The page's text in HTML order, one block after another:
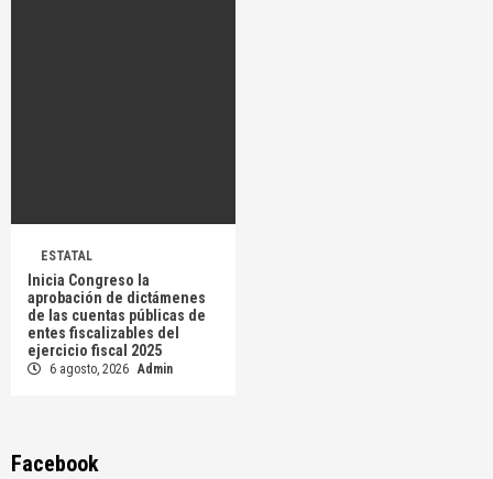
ESTATAL
Inicia Congreso la
aprobación de dictámenes
de las cuentas públicas de
entes fiscalizables del
ejercicio fiscal 2025
6 agosto, 2026 Admin
Facebook